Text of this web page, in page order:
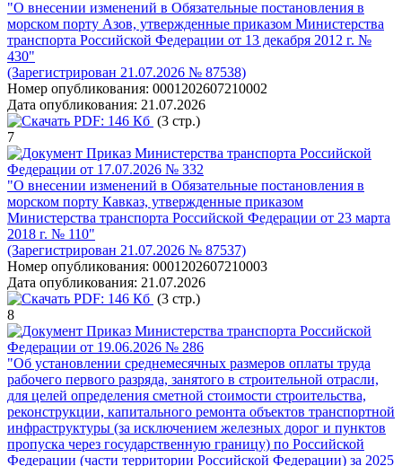
"О внесении изменений в Обязательные постановления в
морском порту Азов, утвержденные приказом Министерства
транспорта Российской Федерации от 13 декабря 2012 г. №
430"
(Зарегистрирован 21.07.2026 № 87538)
Номер опубликования: 0001202607210002
Дата опубликования: 21.07.2026
PDF: 146 Кб (3 стр.)
7
Приказ Министерства транспорта Российской
Федерации от 17.07.2026 № 332
"О внесении изменений в Обязательные постановления в
морском порту Кавказ, утвержденные приказом
Министерства транспорта Российской Федерации от 23 марта
2018 г. № 110"
(Зарегистрирован 21.07.2026 № 87537)
Номер опубликования: 0001202607210003
Дата опубликования: 21.07.2026
PDF: 146 Кб (3 стр.)
8
Приказ Министерства транспорта Российской
Федерации от 19.06.2026 № 286
"Об установлении среднемесячных размеров оплаты труда
рабочего первого разряда, занятого в строительной отрасли,
для целей определения сметной стоимости строительства,
реконструкции, капитального ремонта объектов транспортной
инфраструктуры (за исключением железных дорог и пунктов
пропуска через государственную границу) по Российской
Федерации (части территории Российской Федерации) за 2025